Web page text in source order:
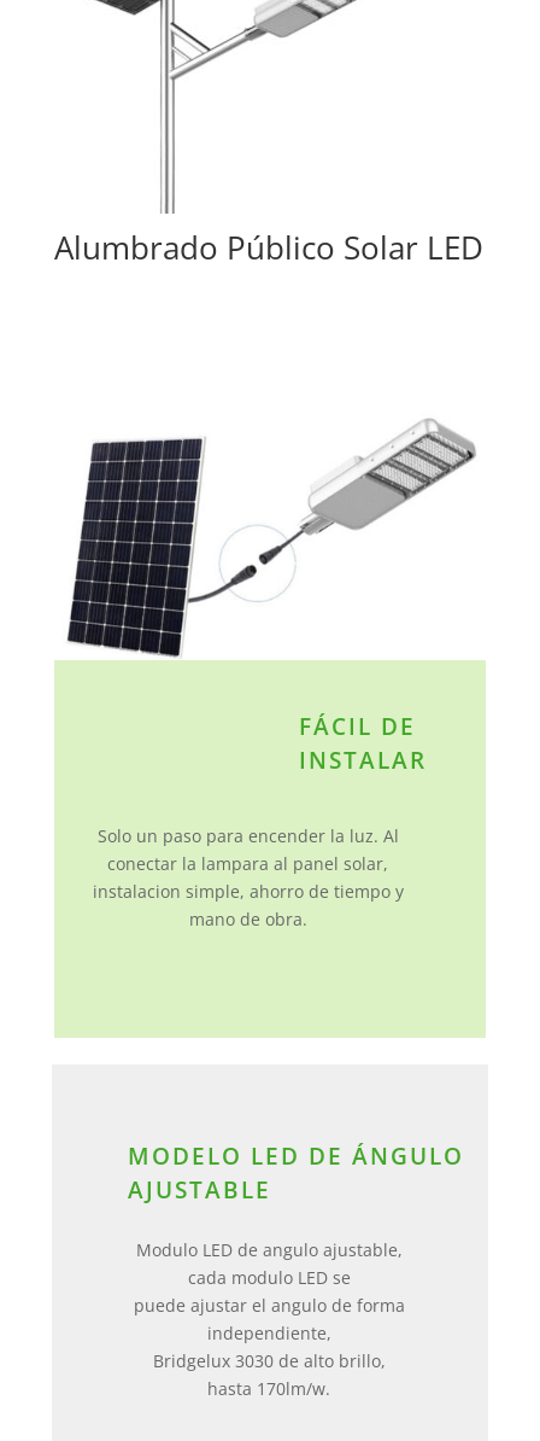
Alumbrado Público Solar LED
FÁCIL DE
INSTALAR
Solo un paso para encender la luz. Al
conectar la lampara al panel solar,
instalacion simple, ahorro de tiempo y
mano de obra.
MODELO LED DE ÁNGULO
AJUSTABLE
Modulo LED de angulo ajustable,
cada modulo LED se
puede ajustar el angulo de forma
independiente,
Bridgelux 3030 de alto brillo,
hasta 170lm/w.